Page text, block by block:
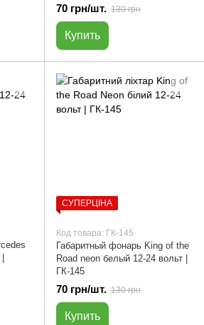
70 грн/шт. 130 грн
Купить
|
СУПЕРЦІНА
Код товара: ГК-145
Габаритный фонарь King of the
Road neon белый 12-24 вольт |
ГК-145
70 грн/шт. 130 грн
Купить